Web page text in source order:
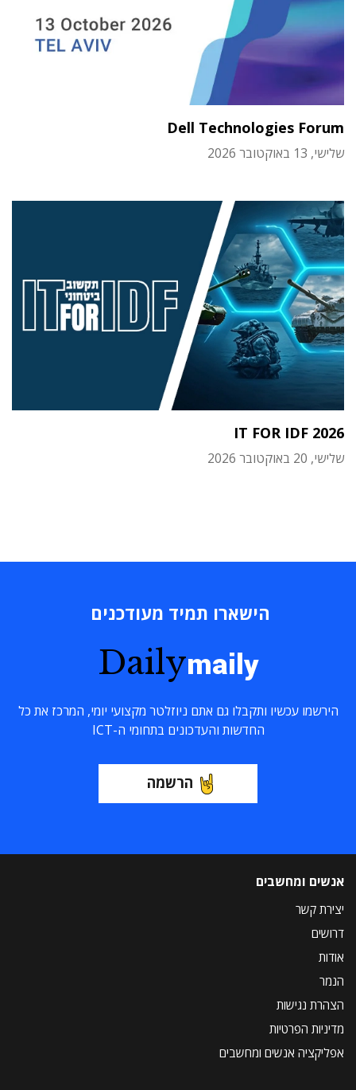
Dell Technologies Forum
שלישי, 13 באוקטובר 2026
IT FOR IDF 2026
שלישי, 20 באוקטובר 2026
הישארו תמיד מעודכנים
Dailymaily
הירשמו עכשיו ותקבלו גם אתם ניוזלטר מקצועי יומי, המרכז את כל
החדשות והעדכונים בתחומי ה-ICT
הרשמה
אנשים ומחשבים
יצירת קשר
דרושים
אודות
הנמר
הצהרת נגישות
מדיניות הפרטיות
אפליקציה אנשים ומחשבים